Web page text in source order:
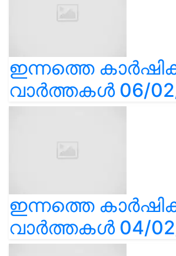
ഇന്നത്തെ
വാർത്തകൾ 06/
ഇന്നത്തെ
വാർത്തകൾ 04/